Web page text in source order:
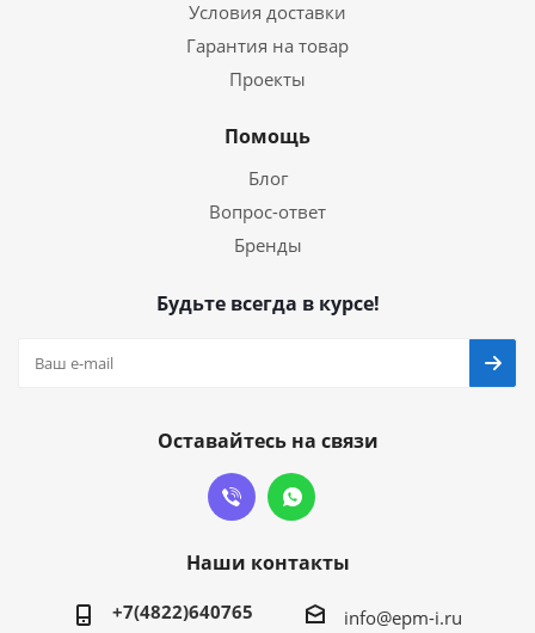
Условия доставки
Гарантия на товар
Проекты
Помощь
Блог
Вопрос-ответ
Бренды
Будьте всегда в курсе!
Оставайтесь на связи
Наши контакты
+7(4822)640765 info@epm-i.ru